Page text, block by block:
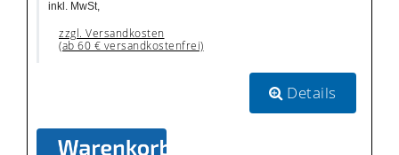
inkl. MwSt,
zzgl. Versandkosten
(ab 60 € versandkostenfrei)
Details